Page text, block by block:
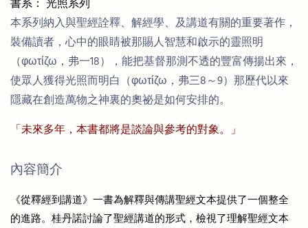
書系： 光照系列
本系列納入與聖經詮釋、解經學、及講道有關的重要著作，
裝備讀者，心中的眼睛被那賜人智慧和啟示的靈照明
（φωτίζω，弗一18），能把基督那測不透的豐富傳揚出來，
使眾人獲得光照而明白（φωτίζω，弗三8～9）那歷代以來
隱藏在創造萬物之神裏的奧祕是如何安排的。
「未來多年，本書都將是談論與參考的對象。」
內容簡介
《從釋經到講道》一書為解釋與傳講聖經文本提供了一個整全
的進路。桂丹諾討論了聖經講道的形式，檢視了理解聖經文本